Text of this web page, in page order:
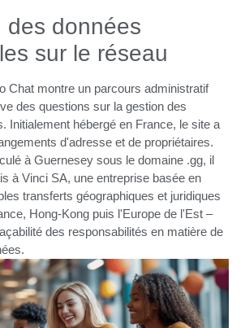
des données
sur le réseau
Chat montre un parcours administratif
des questions sur la gestion des
Initialement hébergé en France, le site a
d'adresse et de propriétaires.
à Guernesey sous le domaine .gg, il
à Vinci SA, une entreprise basée en
transferts géographiques et juridiques
Hong-Kong puis l'Europe de l'Est –
des responsabilités en matière de